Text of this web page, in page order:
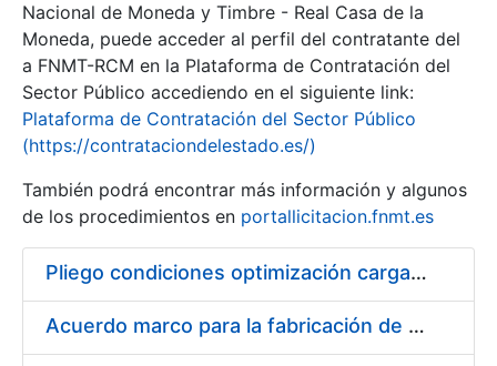
Nacional de Moneda y Timbre - Real Casa de la
Moneda, puede acceder al perfil del contratante del
a FNMT-RCM en la Plataforma de Contratación del
Sector Público accediendo en el siguiente link:
Plataforma de Contratación del Sector Público
(https://contrataciondelestado.es/)
También podrá encontrar más información y algunos
de los procedimientos en portallicitacion.fnmt.es
Pliego condiciones optimización cargas compras firmado
Acuerdo marco para la fabricación de piezas